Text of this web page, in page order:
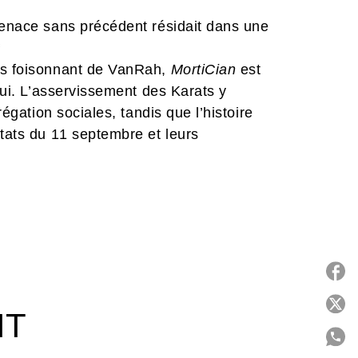
sans précédent résidait dans une
foisonnant de VanRah, MortiCian est
L’asservissement des Karats y
sociales, tandis que l’histoire
du 11 septembre et leurs
valeur la trouble ambiguïté d’Ishtar